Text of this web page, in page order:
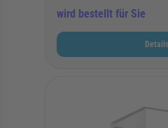
wird bestellt für Sie
Details